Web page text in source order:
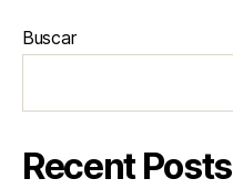
Buscar
Recent Posts